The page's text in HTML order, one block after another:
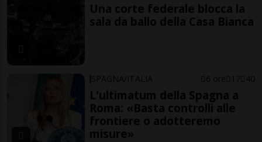
Una corte federale blocca la
sala da ballo della Casa Bianca
SPAGNA/ITALIA 6 ore 17 40
L'ultimatum della Spagna a
Roma: «Basta controlli alle
frontiere o adotteremo
misure»